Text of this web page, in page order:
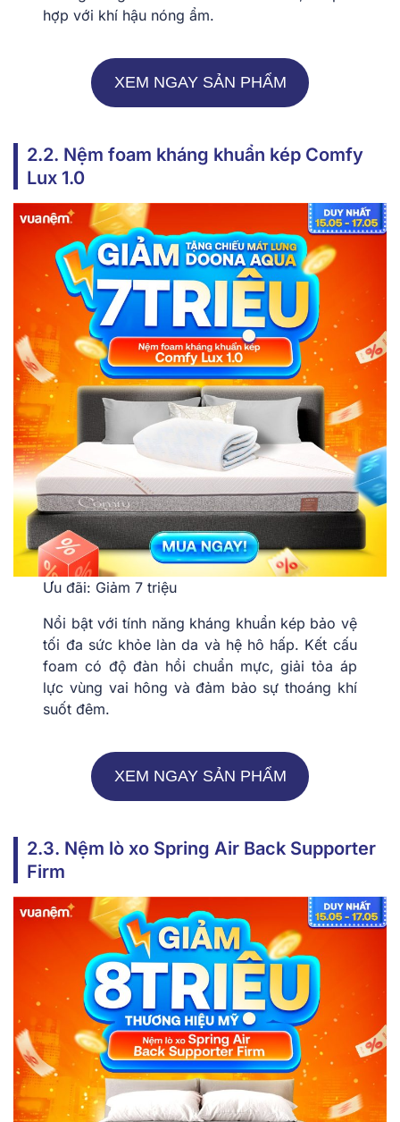
hợp với khí hậu nóng ẩm.
XEM NGAY SẢN PHẨM
2.2. Nệm foam kháng khuẩn kép Comfy
Lux 1.0
Ưu đãi: Giảm 7 triệu
Nổi bật với tính năng kháng khuẩn kép bảo vệ
tối đa sức khỏe làn da và hệ hô hấp. Kết cấu
foam có độ đàn hồi chuẩn mực, giải tỏa áp
lực vùng vai hông và đảm bảo sự thoáng khí
suốt đêm.
XEM NGAY SẢN PHẨM
2.3. Nệm lò xo Spring Air Back Supporter
Firm